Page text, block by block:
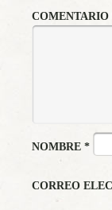
COMENTARIO
NOMBRE *
CORREO